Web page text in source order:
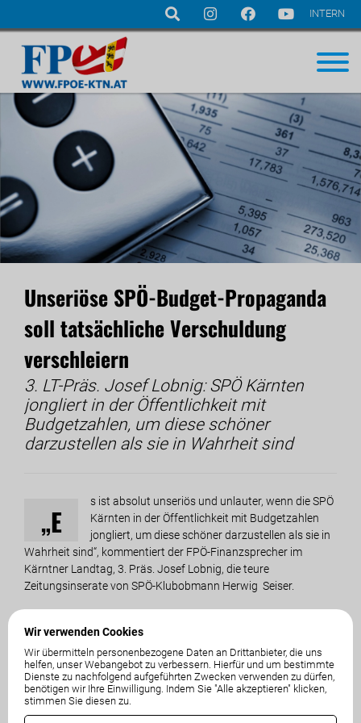
Navigation
überspringen
Wir verwenden Cookies
Wir übermitteln personenbezogene Daten an Drittanbieter, die uns
helfen, unser Webangebot zu verbessern. Hierfür und um bestimmte
Dienste zu nachfolgend aufgeführten Zwecken verwenden zu dürfen,
benötigen wir Ihre Einwilligung. Indem Sie "Alle akzeptieren" klicken,
stimmen Sie diesen zu.
INTERN
Unseriöse SPÖ-Budget-Propaganda
soll tatsächliche Verschuldung
verschleiern
3. LT-Präs. Josef Lobnig: SPÖ Kärnten
jongliert in der Öffentlichkeit mit
Budgetzahlen, um diese schöner
darzustellen als sie in Wahrheit sind
„E
s ist absolut unseriös und unlauter, wenn die SPÖ
Kärnten in der Öffentlichkeit mit Budgetzahlen
jongliert, um diese schöner darzustellen als sie in
Wahrheit sind“, kommentiert der FPÖ-Finanzsprecher im
Kärntner Landtag, 3. Präs. Josef Lobnig, die teure
Zeitungsinserate von SPÖ-Klubobmann Herwig Seiser.
Millionen Euro mehr einnimmt als es ausgibt. Aus 104 Millionen
Nettoneuverschuldung wird plötzlich ein Plus von 84 Millionen.
„Es wäre zu schön, um wahr zu sein, aber dies ist leider
Propaganda der üblen Art“, kritisiert der Budgetsprecher der
FPÖ Kärnten. Tatsächlich müsse das Land 104 Millionen Euro